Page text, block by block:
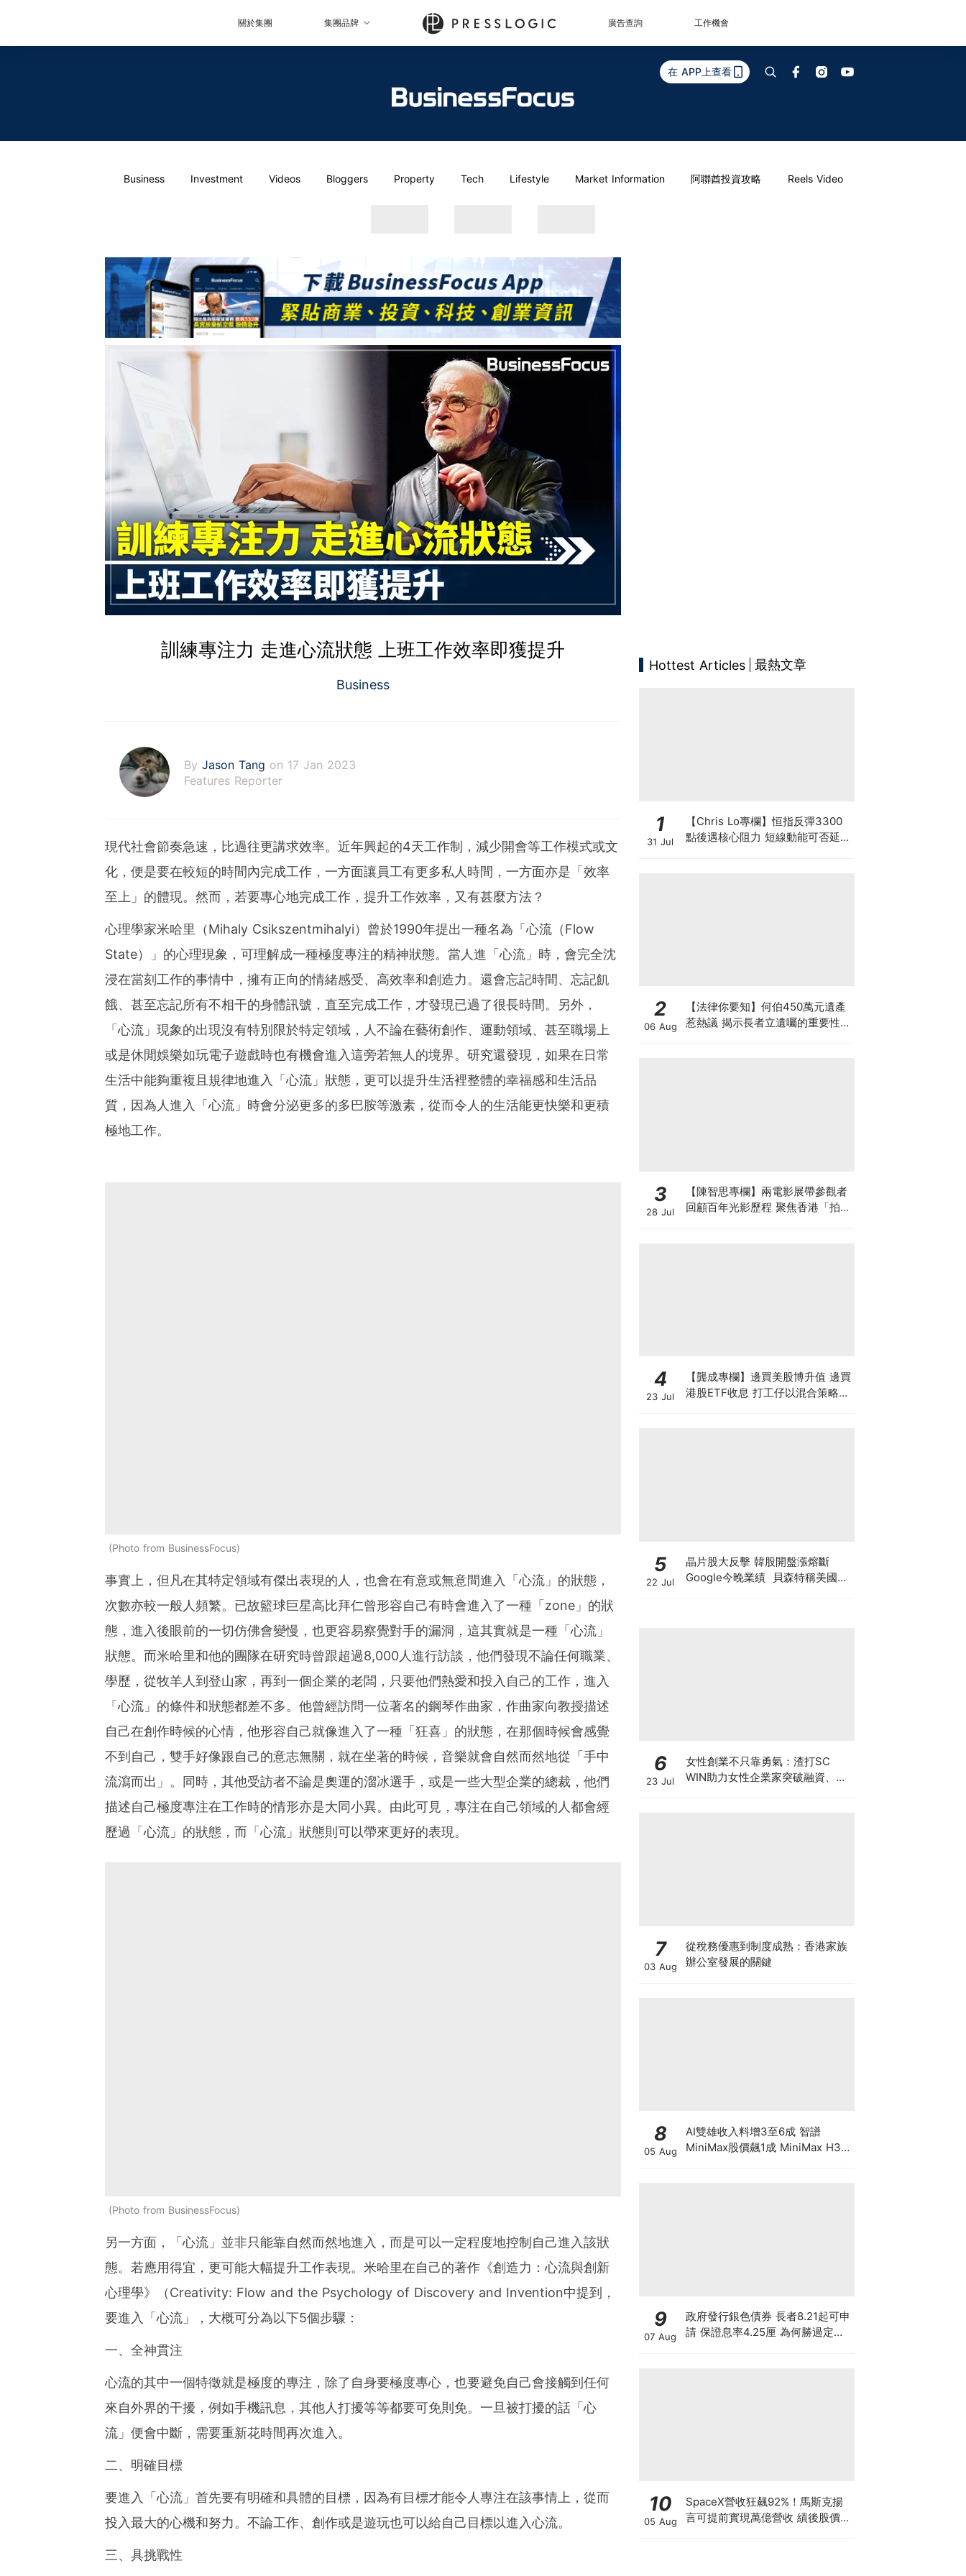
關於集團 集團品牌 廣告查詢 工作機會
在 APP上查看
Business Investment Videos Bloggers Property Tech Lifestyle Market Information 阿聯酋投資攻略 Reels Video
訓練專注力 走進心流狀態 上班工作效率即獲提升
Business
By Jason Tang on 17 Jan 2023
Features Reporter
現代社會節奏急速，比過往更講求效率。近年興起的4天工作制，減少開會等工作模式或文
化，便是要在較短的時間內完成工作，一方面讓員工有更多私人時間，一方面亦是「效率
至上」的體現。然而，若要專心地完成工作，提升工作效率，又有甚麼方法？
心理學家米哈里（Mihaly Csikszentmihalyi）曾於1990年提出一種名為「心流（Flow
State）」的心理現象，可理解成一種極度專注的精神狀態。當人進「心流」時，會完全沈
浸在當刻工作的事情中，擁有正向的情緒感受、高效率和創造力。還會忘記時間、忘記飢
餓、甚至忘記所有不相干的身體訊號，直至完成工作，才發現已過了很長時間。另外，
「心流」現象的出現沒有特別限於特定領域，人不論在藝術創作、運動領域、甚至職場上
或是休閒娛樂如玩電子遊戲時也有機會進入這旁若無人的境界。研究還發現，如果在日常
生活中能夠重複且規律地進入「心流」狀態，更可以提升生活裡整體的幸福感和生活品
質，因為人進入「心流」時會分泌更多的多巴胺等激素，從而令人的生活能更快樂和更積
極地工作。
Photo from BusinessFocus
事實上，但凡在其特定領域有傑出表現的人，也會在有意或無意間進入「心流」的狀態，
次數亦較一般人頻繁。已故籃球巨星高比拜仁曾形容自己有時會進入了一種「zone」的狀
態，進入後眼前的一切仿佛會變慢，也更容易察覺對手的漏洞，這其實就是一種「心流」
狀態。而米哈里和他的團隊在研究時曾跟超過8,000人進行訪談，他們發現不論任何職業、
學歷，從牧羊人到登山家，再到一個企業的老闆，只要他們熱愛和投入自己的工作，進入
「心流」的條件和狀態都差不多。他曾經訪問一位著名的鋼琴作曲家，作曲家向教授描述
自己在創作時候的心情，他形容自己就像進入了一種「狂喜」的狀態，在那個時候會感覺
不到自己，雙手好像跟自己的意志無關，就在坐著的時候，音樂就會自然而然地從「手中
流瀉而出」。同時，其他受訪者不論是奧運的溜冰選手，或是一些大型企業的總裁，他們
描述自己極度專注在工作時的情形亦是大同小異。由此可見，專注在自己領域的人都會經
歷過「心流」的狀態，而「心流」狀態則可以帶來更好的表現。
Photo from BusinessFocus
另一方面，「心流」並非只能靠自然而然地進入，而是可以一定程度地控制自己進入該狀
態。若應用得宜，更可能大幅提升工作表現。米哈里在自己的著作《創造力：心流與創新
心理學》（Creativity: Flow and the Psychology of Discovery and Invention中提到，
要進入「心流」，大概可分為以下5個步驟：
一、全神貫注
心流的其中一個特徵就是極度的專注，除了自身要極度專心，也要避免自己會接觸到任何
來自外界的干擾，例如手機訊息，其他人打擾等等都要可免則免。一旦被打擾的話「心
流」便會中斷，需要重新花時間再次進入。
二、明確目標
要進入「心流」首先要有明確和具體的目標，因為有目標才能令人專注在該事情上，從而
投入最大的心機和努力。不論工作、創作或是遊玩也可以給自己目標以進入心流。
三、具挑戰性
Hottest Articles 最熱文章
1
31 Jul
【Chris Lo專欄】恒指反彈3300
點後遇核心阻力 短線動能可否延續
2
06 Aug
【法律你要知】何伯450萬元遺產
惹熱議 揭示長者立遺囑的重要性
3
28 Jul
【陳智思專欄】兩電影展帶參觀者
回顧百年光影歷程 聚焦香港「拍住
4
23 Jul
【龔成專欄】邊買美股博升值 邊買
港股ETF收息 打工仔以混合策略投
5
22 Jul
晶片股大反擊 韓股開盤漲熔斷
Google今晚業績 貝森特稱美國將
6
23 Jul
女性創業不只靠勇氣：渣打SC
WIN助力女性企業家突破融資、網
7
03 Aug
從稅務優惠到制度成熟：香港家族
辦公室發展的關鍵
8
05 Aug
AI雙雄收入料增3至6成 智譜
MiniMax股價飆1成 MiniMax H3
9
07 Aug
政府發行銀色債券 長者8.21起可申
請 保證息率4.25厘 為何勝過定存
10
05 Aug
SpaceX營收狂飆92%！馬斯克揚
言可提前實現萬億營收 績後股價卻